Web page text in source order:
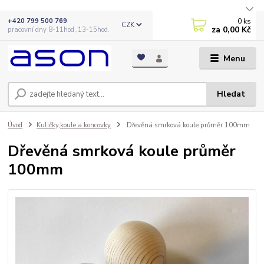
Menu
CZK
Hledat
+420 799 500 769
pracovní dny 8-11hod.,13-15hod.
0 ks
za 0,00 Kč
Úvod Kuličky,koule a koncovky Dřevěná smrková koule průměr 100mm
Dřevěná smrková koule průměr
100mm